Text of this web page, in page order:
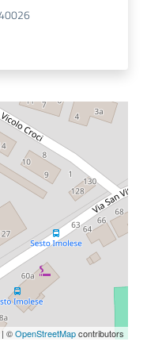
| ©OpenStreetMapcontributors